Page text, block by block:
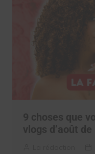
9 choses que
vlogs d’août